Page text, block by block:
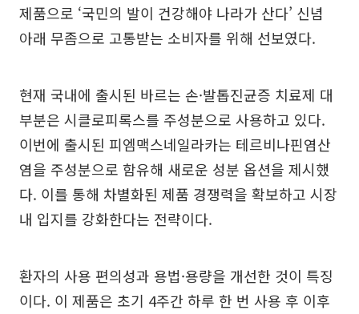
제품으로 ‘국민의 발이 건강해야 나라가 산다’ 신념
아래 무좀으로 고통받는 소비자를 위해 선보였다.
현재 국내에 출시된 바르는 손·발톱진균증 치료제 대
부분은 시클로피록스를 주성분으로 사용하고 있다.
이번에 출시된 피엠맥스네일라카는 테르비나핀염산
염을 주성분으로 함유해 새로운 성분 옵션을 제시했
다. 이를 통해 차별화된 제품 경쟁력을 확보하고 시장
내 입지를 강화한다는 전략이다.
환자의 사용 편의성과 용법·용량을 개선한 것이 특징
이다. 이 제품은 초기 4주간 하루 한 번 사용 후 이후